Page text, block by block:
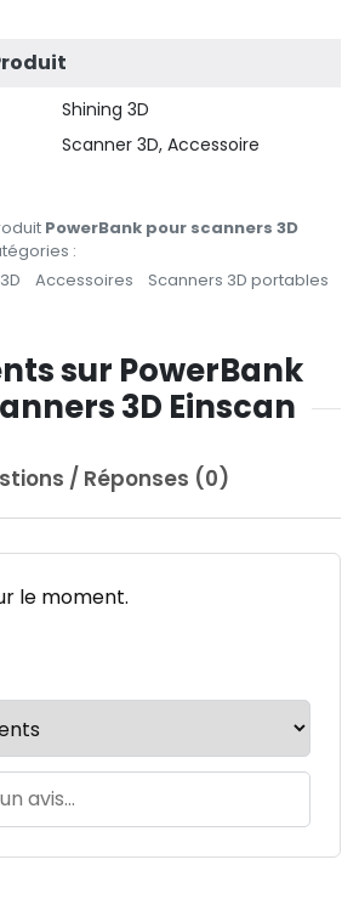
Shining 3D
Scanner 3D, Accessoire
PowerBank pour scanners 3D
:
Accessoires Scanners 3D portables
sur PowerBank
3D Einscan
/ Réponses (0)
le moment.